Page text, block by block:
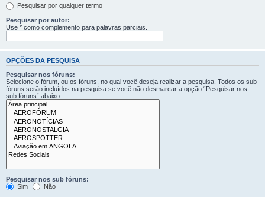
Pesquisar por qualquer termo
Pesquisar por autor:
Use * como complemento para palavras parciais.
OPÇÕES DA PESQUISA
Pesquisar nos fóruns:
Selecione o fórum, ou os fóruns, no qual você deseja realizar a pesquisa. Todos os sub
fóruns serão incluídos na pesquisa se você não desmarcar a opção “Pesquisar nos
sub fóruns“ abaixo.
Pesquisar nos sub fóruns:
Sim
Não